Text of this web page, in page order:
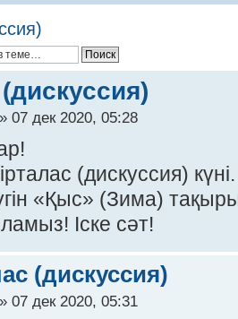
(дискуссия)
» 07 дек 2020, 05:28
(дискуссия) күні.
«Қыс» (Зима)
Іске сәт!
(дискуссия)
» 07 дек 2020, 05:31